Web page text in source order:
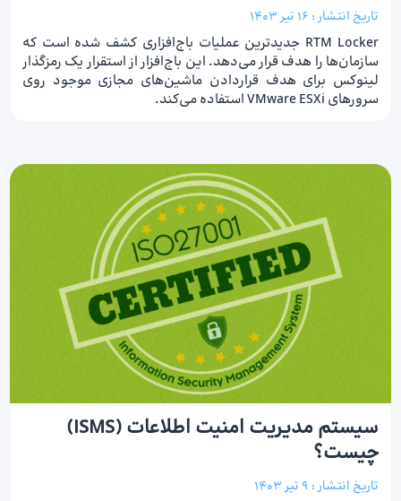
تاریخ انتشار : 16 تیر 1403
RTM Locker جدیدترین عملیات باج‌افزاری کشف شده است که
سازمان‌ها را هدف قرار می‌دهد. این باج‌افزار از استقرار یک رمزگذار
لینوکس برای هدف قراردادن ماشین‌های مجازی موجود روی
سرورهای VMware ESXi استفاده می‌کند.
سیستم مدیریت امنیت اطلاعات (ISMS)
چیست؟
تاریخ انتشار : 9 تیر 1403